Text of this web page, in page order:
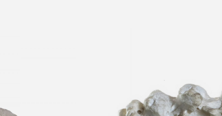
del
Ubicación desconocida
Arqueológico Nacional,